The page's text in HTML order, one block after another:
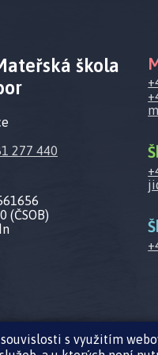
škola
277 440
(ČSOB)
souvislosti s využitím